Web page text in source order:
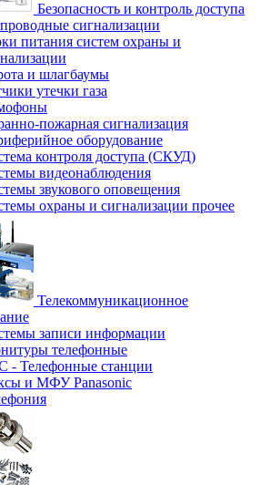
Безопасность и контроль доступа
сигнализации
питания систем охраны и
и шлагбаумы
утечки газа
пожарная сигнализация
оборудование
контроля доступа (СКУД)
видеонаблюдения
звукового оповещения
охраны и сигнализации прочее
Телекоммуникационное
записи информации
телефонные
- Телефонные станции
и МФУ Panasonic